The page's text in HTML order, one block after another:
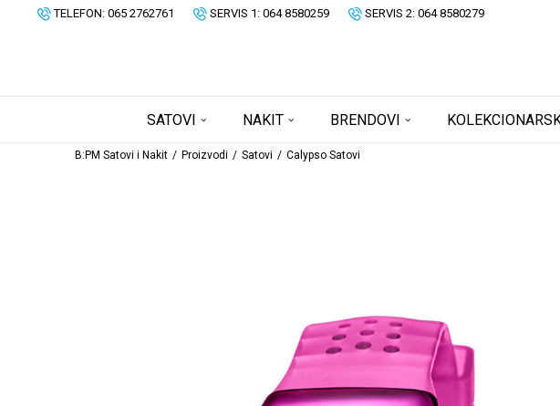
TELEFON: 065 2762761 SERVIS 1: 064 8580259 SERVIS 2: 064 8580279
SATOVI NAKIT BRENDOVI
B:PM Satovi i Nakit Proizvodi Satovi Calypso Satovi